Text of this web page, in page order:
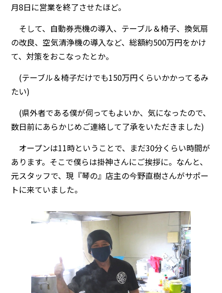
月8日に営業を終了させたほど。
そして、自動券売機の導入、テーブル＆椅子、換気扇
の改良、空気清浄機の導入など、総額約500万円をかけ
て、対策をおこなったとか。
(テーブル＆椅子だけでも150万円くらいかかってるみ
たい)
(県外者である僕が伺ってもよいか、気になったので、
数日前にあらかじめご連絡して了承をいただきました)
オープンは11時ということで、まだ30分くらい時間が
あります。そこで僕らは掛神さんにご挨拶に。なんと、
元スタッフで、現『琴の』店主の今野直樹さんがサポー
トに来ていました。